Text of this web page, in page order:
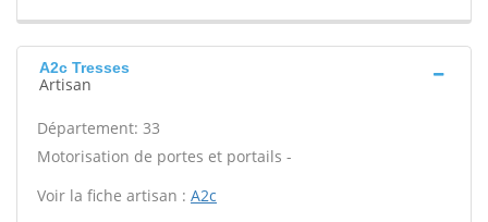
A2c Tresses
Artisan
Département: 33
Motorisation de portes et portails -
Voir la fiche artisan : A2c